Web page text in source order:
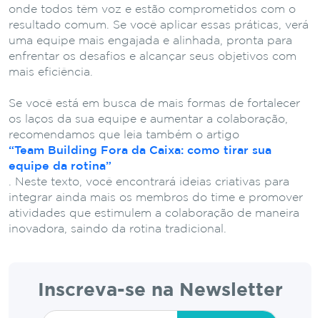
onde todos têm voz e estão comprometidos com o
resultado comum. Se você aplicar essas práticas, verá
uma equipe mais engajada e alinhada, pronta para
enfrentar os desafios e alcançar seus objetivos com
mais eficiência.
Se você está em busca de mais formas de fortalecer
os laços da sua equipe e aumentar a colaboração,
recomendamos que leia também o artigo
“Team Building Fora da Caixa: como tirar sua
equipe da rotina”
. Neste texto, você encontrará ideias criativas para
integrar ainda mais os membros do time e promover
atividades que estimulem a colaboração de maneira
inovadora, saindo da rotina tradicional.
Inscreva-se na Newsletter